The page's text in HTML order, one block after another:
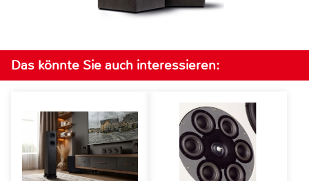
Das könnte Sie auch interessieren: